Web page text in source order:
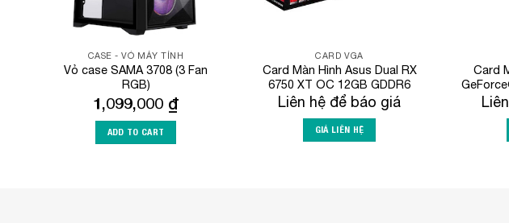
CASE - VỎ MÁY TÍNH
Vỏ case SAMA 3708 (3 Fan
RGB)
1,099,000 ₫
ADD TO CART
CARD VGA
Card Màn Hình Asus Dual RX
6750 XT OC 12GB GDDR6
Liên hệ để báo giá
GIÁ LIÊN HỆ
Card